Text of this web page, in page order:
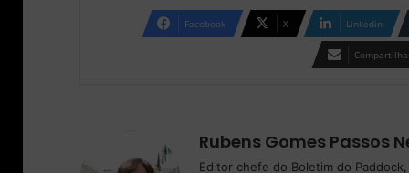
Facebook X Linkedin
Rubens Gomes Passos
Editor chefe do Boletim do